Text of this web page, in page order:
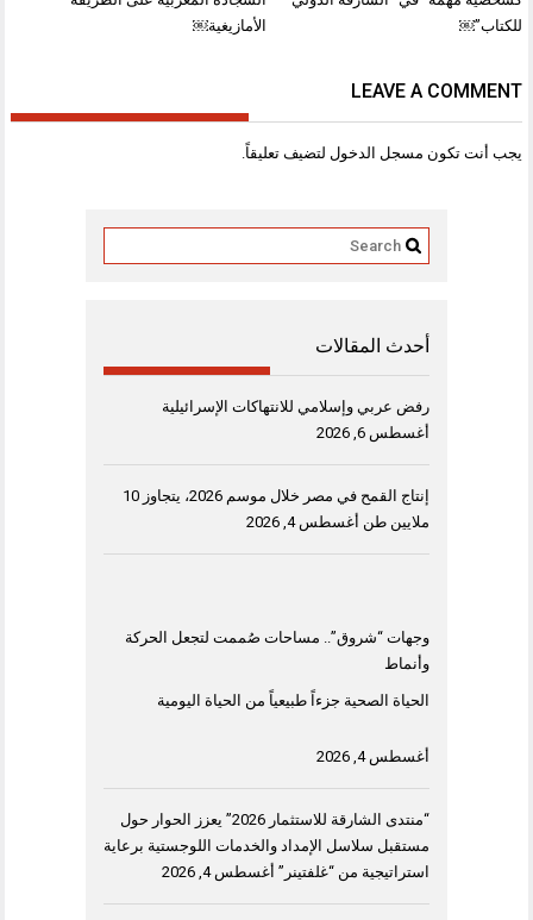
الأمازيغية￼
للكتاب”￼
LEAVE A COMMENT
يجب أنت تكون مسجل الدخول لتضيف تعليقاً.
أحدث المقالات
رفض عربي وإسلامي للانتهاكات الإسرائيلية
أغسطس 6, 2026
إنتاج القمح في مصر خلال موسم 2026، يتجاوز 10
ملايين طن أغسطس 4, 2026
وجهات “شروق”.. مساحات صُممت لتجعل الحركة
وأنماط
الحياة الصحية جزءاً طبيعياً من الحياة اليومية
أغسطس 4, 2026
“منتدى الشارقة للاستثمار 2026” يعزز الحوار حول
مستقبل سلاسل الإمداد والخدمات اللوجستية برعاية
استراتيجية من “غلفتينر” أغسطس 4, 2026